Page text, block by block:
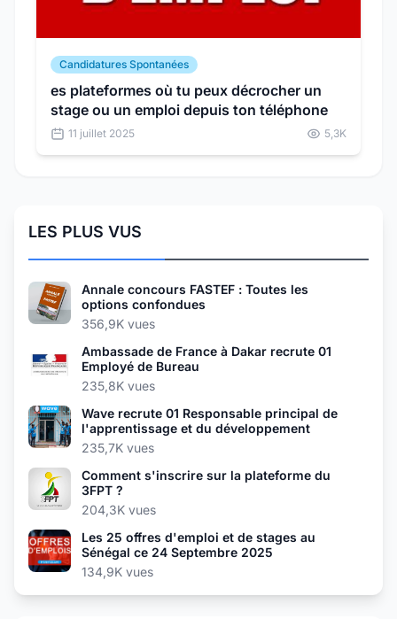
Candidatures Spontanées
es plateformes où tu peux décrocher un
stage ou un emploi depuis ton téléphone
11 juillet 2025 5,3K
LES PLUS VUS
Annale concours FASTEF : Toutes les
options confondues
356,9K vues
Ambassade de France à Dakar recrute 01
Employé de Bureau
235,8K vues
Wave recrute 01 Responsable principal de
l'apprentissage et du développement
235,7K vues
Comment s'inscrire sur la plateforme du
3FPT ?
204,3K vues
Les 25 offres d'emploi et de stages au
Sénégal ce 24 Septembre 2025
134,9K vues